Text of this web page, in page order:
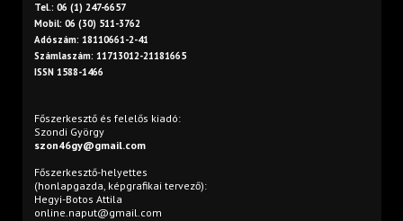
Tel.: 06 (1) 247-6657
Mobil: 06 (30) 511-3762
Adószám: 18110661-2-41
Számlaszám: 11713012-21181665
ISSN 1588-1466
Főszerkesztő és felelős kiadó:
Szondi György
szon46gy@gmail.com
Főszerkesztő-helyettes
(honlapgazda, képgrafikai tervező):
Hegyi-Botos Attila
online.naput@gmail.com